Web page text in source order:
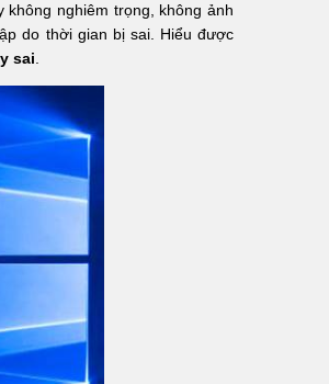
không nghiêm trọng, không ảnh
do thời gian bị sai. Hiểu được
sai